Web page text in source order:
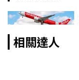
相關達人